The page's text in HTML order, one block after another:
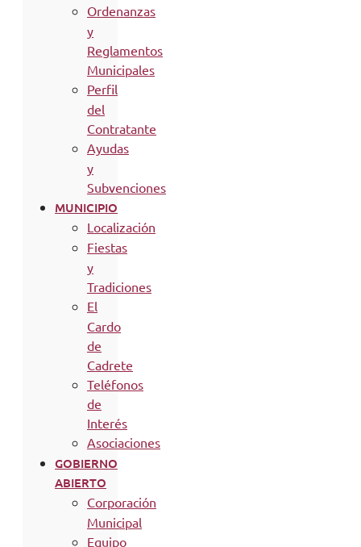
Ordenanzas
y
Reglamentos
Municipales
Perfil
del
Contratante
Ayudas
y
Subvenciones
MUNICIPIO
Localización
Fiestas
y
Tradiciones
El
Cardo
de
Cadrete
Teléfonos
de
Interés
Asociaciones
GOBIERNO
ABIERTO
Corporación
Municipal
Equipo